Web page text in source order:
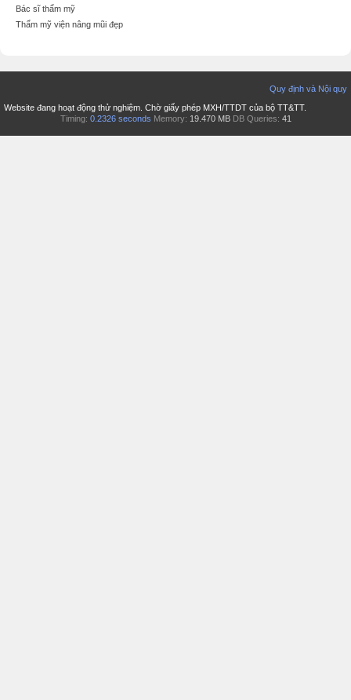
Bác sĩ thẩm mỹ
Thẩm mỹ viện nâng mũi đẹp
Quy định và Nội quy
Website đang hoạt động thử nghiệm. Chờ giấy phép MXH/TTDT của bộ TT&TT.
Timing: 0.2326 seconds Memory: 19.470 MB DB Queries: 41